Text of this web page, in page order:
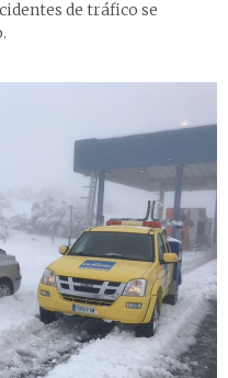
de tráfico se